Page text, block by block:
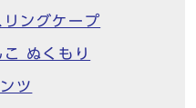
リングケープ
ぬくもり
ツ